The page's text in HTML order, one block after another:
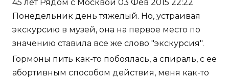
45 лет Рядом с Москвой 03 Фев 2015 22:22
Понедельник день тяжелый. Но, устраивая
экскурсию в музей, она на первое место по
значению ставила все же слово "экскурсия".
Гормоны пить как-то побоялась, а спираль, с ее
абортивным способом действия, меня как-то